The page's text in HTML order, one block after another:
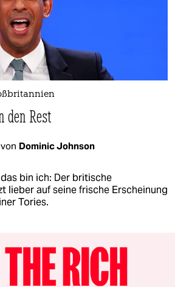
den Rest
Dominic Johnson
bin ich: Der britische
lieber auf seine frische Erscheinung
Tories.